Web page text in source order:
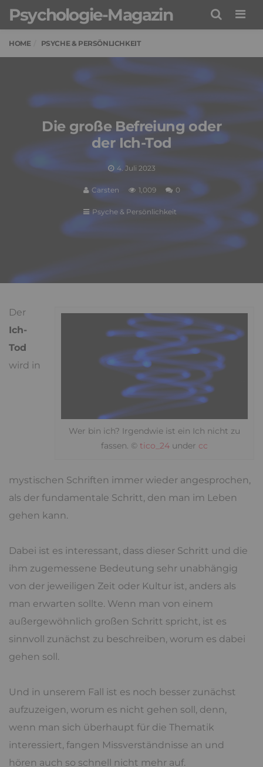
Psychologie-Magazin
HOME PSYCHE & PERSÖNLICHKEIT
Die große Befreiung oder
der Ich-Tod
4. Juli 2023
Carsten 1,009 0
Psyche & Persönlichkeit
Wer bin ich? Irgendwie ist ein Ich nicht zu
fassen. © tico_24 under cc
Der
Ich-
Tod
wird in
mystischen Schriften immer wieder angesprochen,
als der fundamentale Schritt, den man im Leben
gehen kann.
Dabei ist es interessant, dass dieser Schritt und die
ihm zugemessene Bedeutung sehr unabhängig
von der jeweiligen Zeit oder Kultur ist, anders als
man erwarten sollte. Wenn man von einem
außergewöhnlich großen Schritt spricht, ist es
sinnvoll zunächst zu beschreiben, worum es dabei
gehen soll.
Und in unserem Fall ist es noch besser zunächst
aufzuzeigen, worum es nicht gehen soll, denn,
wenn man sich überhaupt für die Thematik
interessiert, fangen Missverständnisse an und
hören auch so schnell nicht mehr auf.